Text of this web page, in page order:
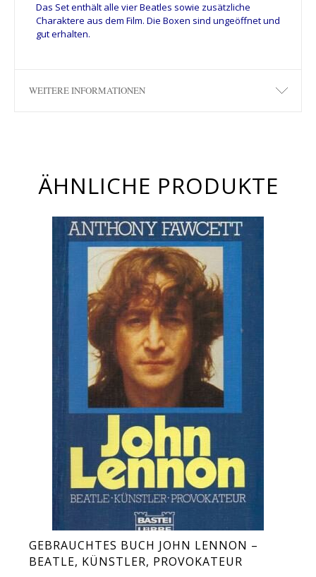
Das Set enthält alle vier Beatles sowie zusätzliche
Charaktere aus dem Film. Die Boxen sind ungeöffnet und
gut erhalten.
WEITERE INFORMATIONEN
ÄHNLICHE PRODUKTE
GEBRAUCHTES BUCH JOHN LENNON –
BEATLE, KÜNSTLER, PROVOKATEUR